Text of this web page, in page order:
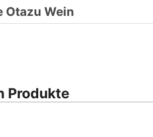
Otazu Wein
Produkte